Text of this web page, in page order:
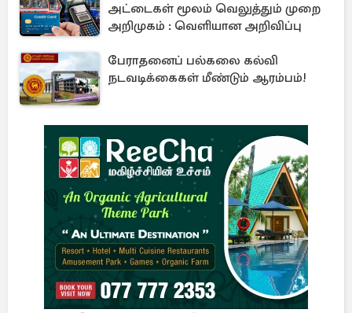
அட்டைகள் மூலம் வெலுத்தும் முறை
அறிமுகம் : வெளியான அறிவிப்பு
பேராதனைப் பல்கலை கல்வி
நடவடிக்கைகள் மீண்டும் ஆரம்பம்!